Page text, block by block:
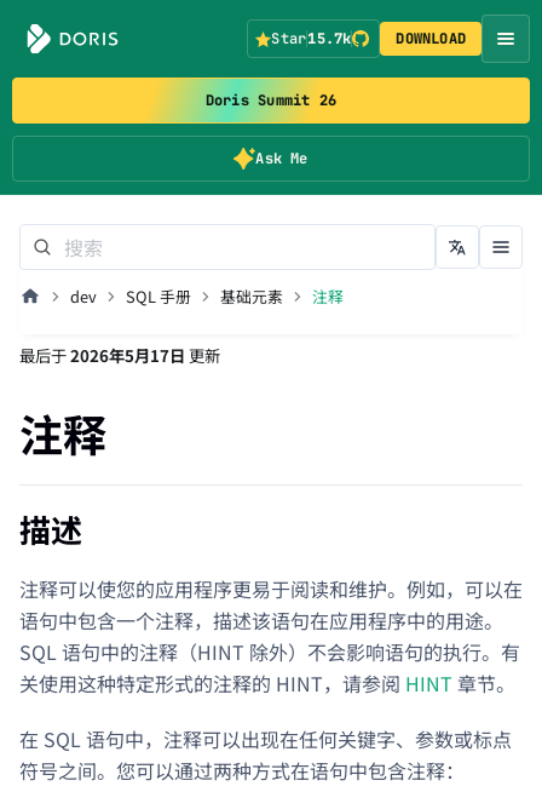
Doris Summit 26
Ask Me
Star15.7k DOWNLOAD
dev SQL 手册 基础元素 注释
最后于2026年5月17日 更新
注释
描述
注释可以使您的应用程序更易于阅读和维护。例如，可以在
语句中包含一个注释，描述该语句在应用程序中的用途。
SQL 语句中的注释（HINT 除外）不会影响语句的执行。有
关使用这种特定形式的注释的 HINT，请参阅 HINT 章节。
在 SQL 语句中，注释可以出现在任何关键字、参数或标点
符号之间。您可以通过两种方式在语句中包含注释：